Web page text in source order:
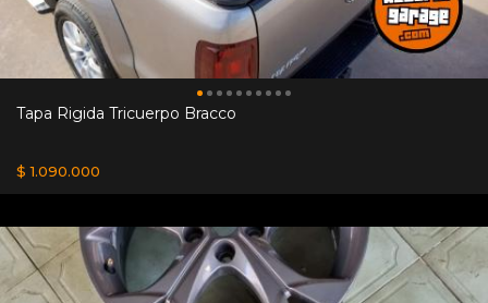
Tapa Rigida Tricuerpo Bracco
$ 1.090.000